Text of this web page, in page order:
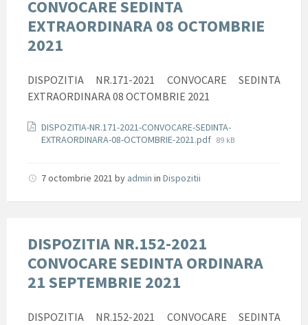
CONVOCARE SEDINTA
EXTRAORDINARA 08 OCTOMBRIE
2021
DISPOZITIA NR.171-2021 CONVOCARE SEDINTA
EXTRAORDINARA 08 OCTOMBRIE 2021
Documente
DISPOZITIA-NR.171-2021-CONVOCARE-SEDINTA-
EXTRAORDINARA-08-OCTOMBRIE-2021.pdf File
89 kB
7 octombrie 2021 by admin in Dispozitii
DISPOZITIA NR.152-2021
CONVOCARE SEDINTA ORDINARA
21 SEPTEMBRIE 2021
DISPOZITIA NR.152-2021 CONVOCARE SEDINTA